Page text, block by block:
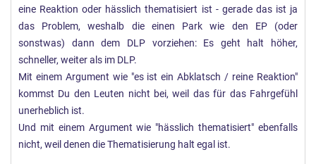
eine Reaktion oder hässlich thematisiert ist - gerade das ist ja
das Problem, weshalb die einen Park wie den EP (oder
sonstwas) dann dem DLP vorziehen: Es geht halt höher,
schneller, weiter als im DLP.
Mit einem Argument wie "es ist ein Abklatsch / reine Reaktion"
kommst Du den Leuten nicht bei, weil das für das Fahrgefühl
unerheblich ist.
Und mit einem Argument wie "hässlich thematisiert" ebenfalls
nicht, weil denen die Thematisierung halt egal ist.